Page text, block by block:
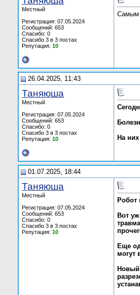
Местный
Регистрация: 07.05.2024
Сообщений: 653
Спасибо: 0
Спасибо 3 в 3 постах
Репутация: 10
Самым
26.04.2025, 11:43
Таняюша
Местный
Регистрация: 07.05.2024
Сообщений: 653
Спасибо: 0
Спасибо 3 в 3 постах
Репутация: 10
На
01.07.2025, 18:44
Таняюша
Местный
Регистрация: 07.05.2024
Сообщений: 653
Спасибо: 0
Спасибо 3 в 3 постах
Репутация: 10
Робот
Вот
Еще
могут
Новый